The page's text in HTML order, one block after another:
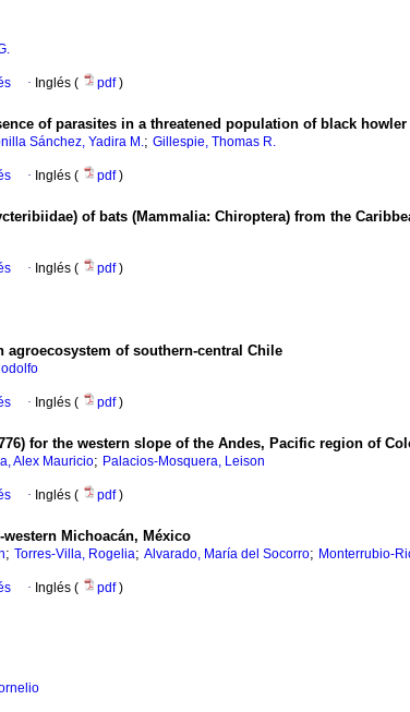
· Inglés ( pdf)
of parasites in a threatened population of black
Sánchez, Yadira M.; Gillespie, Thomas R.
· Inglés ( pdf)
of bats (Mammalia: Chiroptera) from the
· Inglés ( pdf)
agroecosystem of southern-central Chile
· Inglés ( pdf)
for the western slope of the Andes, Pacific region of
Alex Mauricio; Palacios-Mosquera, Leison
· Inglés ( pdf)
Michoacán, México
; Torres-Villa, Rogelia; Alvarado, María del Socorro; Monterrubio-
· Inglés ( pdf)